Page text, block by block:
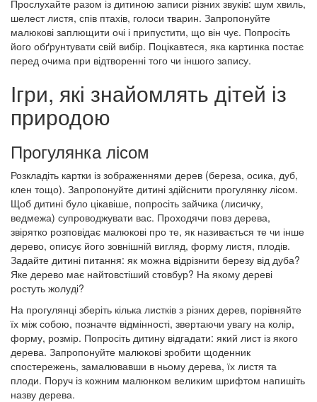
Прослухайте разом із дитиною записи різних звуків: шум хвиль,
шелест листя, спів птахів, голоси тварин. Запропонуйте
малюкові заплющити очі і припустити, що він чує. Попросіть
його обґрунтувати свій вибір. Поцікавтеся, яка картинка постає
перед очима при відтворенні того чи іншого запису.
Ігри, які знайомлять дітей із
природою
Прогулянка лісом
Розкладіть картки із зображеннями дерев (береза, осика, дуб,
клен тощо). Запропонуйте дитині здійснити прогулянку лісом.
Щоб дитині було цікавіше, попросіть зайчика (лисичку,
ведмежа) супроводжувати вас. Проходячи повз дерева,
звірятко розповідає малюкові про те, як називається те чи інше
дерево, описує його зовнішній вигляд, форму листя, плодів.
Задайте дитині питання: як можна відрізнити березу від дуба?
Яке дерево має найтовстіший стовбур? На якому дереві
ростуть жолуді?
На прогулянці зберіть кілька листків з різних дерев, порівняйте
їх між собою, позначте відмінності, звертаючи увагу на колір,
форму, розмір. Попросіть дитину відгадати: який лист із якого
дерева. Запропонуйте малюкові зробити щоденник
спостережень, замалювавши в ньому дерева, їх листя та
плоди. Поруч із кожним малюнком великим шрифтом напишіть
назву дерева.